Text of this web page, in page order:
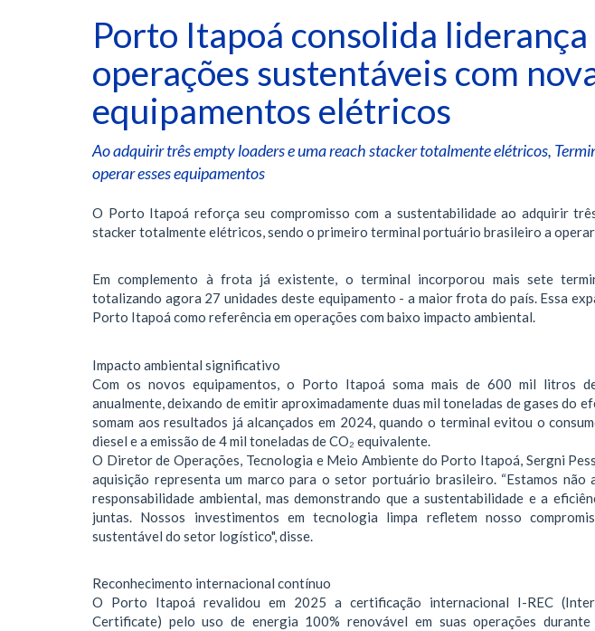
Porto Itapoá consolida liderança
operações sustentáveis com
equipamentos elétricos
Ao adquirir três empty loaders e uma reach stacker totalmente elétricos,
operar esses equipamentos
O Porto Itapoá reforça seu compromisso com a sustentabilidade ao adquirir
stacker totalmente elétricos, sendo o primeiro terminal portuário brasileiro a operar
Em complemento à frota já existente, o terminal incorporou mais sete
totalizando agora 27 unidades deste equipamento - a maior frota do país. Essa
Porto Itapoá como referência em operações com baixo impacto ambiental.
Impacto ambiental significativo
Com os novos equipamentos, o Porto Itapoá soma mais de 600 mil litros de
anualmente, deixando de emitir aproximadamente duas mil toneladas de gases do
somam aos resultados já alcançados em 2024, quando o terminal evitou o
diesel e a emissão de 4 mil toneladas de CO₂ equivalente.
O Diretor de Operações, Tecnologia e Meio Ambiente do Porto Itapoá, Sergni
aquisição representa um marco para o setor portuário brasileiro. “Estamos não
responsabilidade ambiental, mas demonstrando que a sustentabilidade e a
juntas. Nossos investimentos em tecnologia limpa refletem nosso
sustentável do setor logístico", disse.
Reconhecimento internacional contínuo
O Porto Itapoá revalidou em 2025 a certificação internacional I-REC
Certificate) pelo uso de energia 100% renovável em suas operações durante